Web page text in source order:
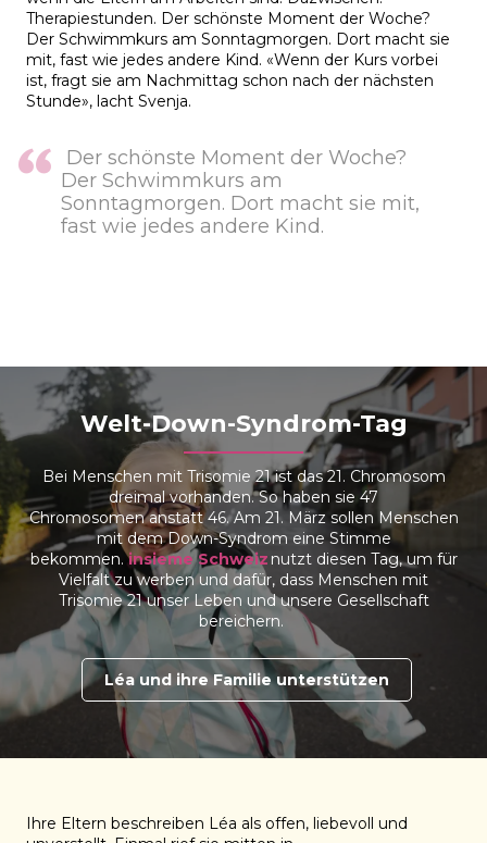
Therapiestunden. Der schönste Moment der Woche?
Der Schwimmkurs am Sonntagmorgen. Dort macht sie
mit, fast wie jedes andere Kind. «Wenn der Kurs vorbei
ist, fragt sie am Nachmittag schon nach der nächsten
Stunde», lacht Svenja.
Der schönste Moment der Woche?
Der Schwimmkurs am
Sonntagmorgen. Dort macht sie mit,
fast wie jedes andere Kind.
Welt-Down-Syndrom-Tag
Bei Menschen mit Trisomie 21 ist das 21. Chromosom
dreimalvorhanden. So haben sie 47
Chromosomenanstatt 46. Am 21. März sollen Menschen
mit dem Down-Syndrom eine Stimme
bekommen. insiemeSchweiz nutzt diesen Tag, um für
Vielfalt zu werben und dafür, dass Menschen mit
Trisomie 21 unser Leben und unsere Gesellschaft
bereichern.
Léa und ihre Familie unterstützen
Ihre Eltern beschreiben Léa als offen, liebevoll und